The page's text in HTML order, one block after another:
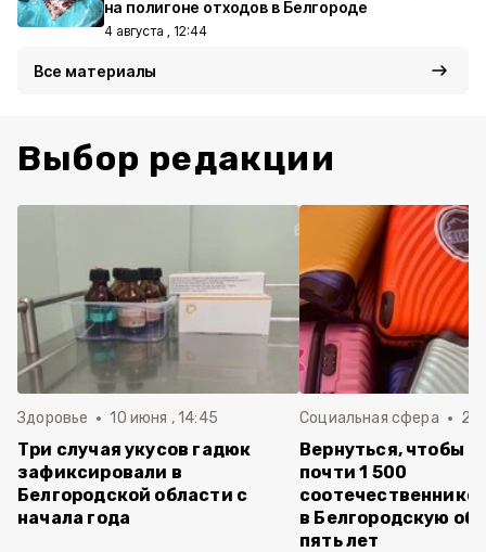
на полигоне отходов в Белгороде
4 августа , 12:44
Все материалы
Выбор редакции
Здоровье 10 июня , 14:45
Три случая укусов гадюк
зафиксировали в
Белгородской области с
начала года
Социальная сфера 20
Вернуться, чтобы
почти 1 500
в Белгородскую
пять лет